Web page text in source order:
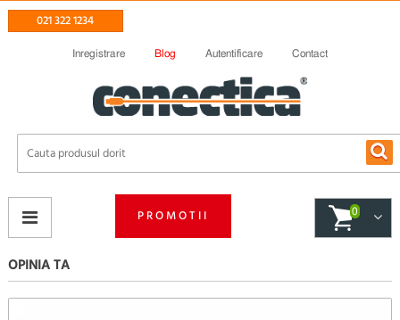
021 322 1234
Inregistrare Blog Autentificare Contact
PROMOTII 0
OPINIA TA